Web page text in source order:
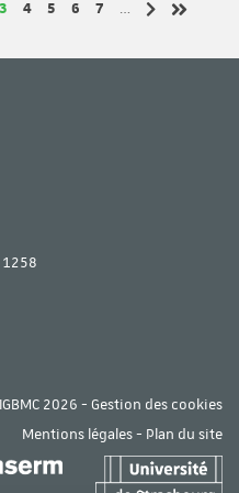
Page
3 Page
4 Page
5 Page
6 Page
7
…
1258
2026 - Gestion des cookies
Mentions légales- Plan du site